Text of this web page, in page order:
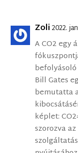
Zoli2022.
A CO2 egy
befolyásoló
Bill Gates
bemutatta
képlet:
szorozva